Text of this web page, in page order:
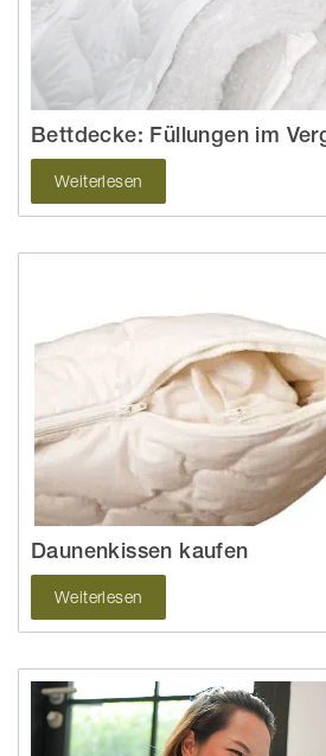
Bettdecke: Füllungen im
Weiterlesen
Daunenkissen kaufen
Weiterlesen